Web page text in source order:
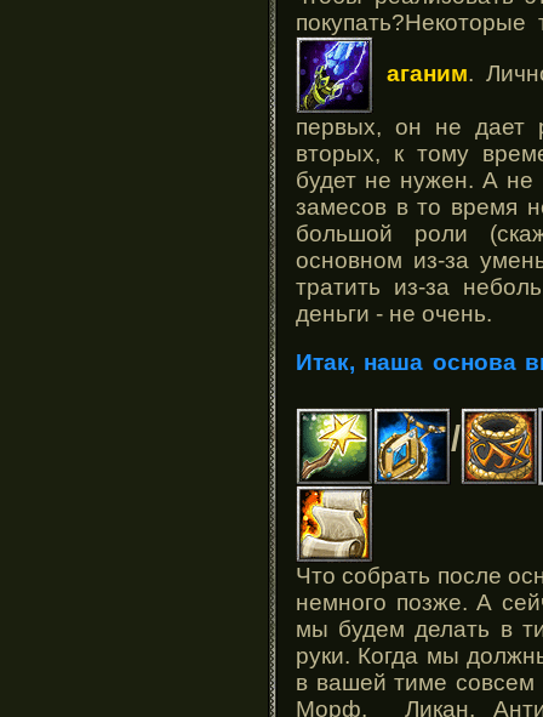
покупать?Некоторые
аганим.
первых, он не дает
вторых, к тому
будет не нужен. А не
замесов в то время
большой роли
основном из-за
тратить из-за
деньги - не очень.
Итак, наша основа
/
Что собрать после
немного позже. А
мы будем делать в
руки. Когда мы
в вашей тиме совсем
Морф, Ликан,